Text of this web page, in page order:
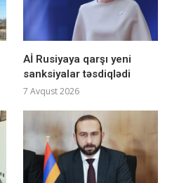
Aİ Rusiyaya qarşı yeni
sanksiyalar təsdiqlədi
7 Avqust 2026